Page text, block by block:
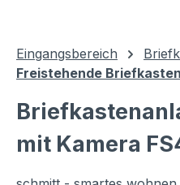
Eingangsbereich
Freistehende
mit Kamera